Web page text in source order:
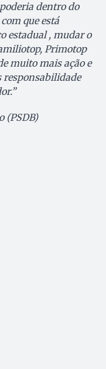
dentro do
que está
estadual , mudar o
Primotop
muito mais ação e
responsabilidade
(PSDB)